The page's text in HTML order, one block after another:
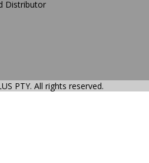
Distributor
PTY. All rights reserved.